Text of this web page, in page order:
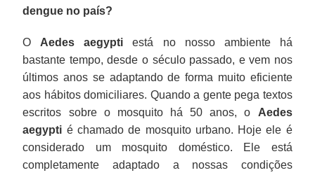
dengue no país?
O Aedes aegypti está no nosso ambiente há
bastante tempo, desde o século passado, e vem nos
últimos anos se adaptando de forma muito eficiente
aos hábitos domiciliares. Quando a gente pega textos
escritos sobre o mosquito há 50 anos, o Aedes
aegypti é chamado de mosquito urbano. Hoje ele é
considerado um mosquito doméstico. Ele está
completamente adaptado a nossas condições